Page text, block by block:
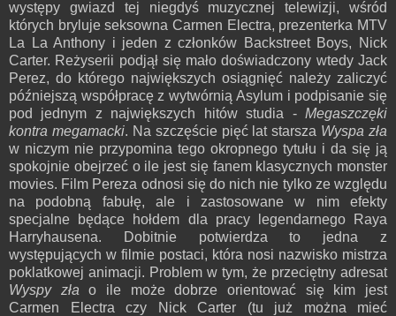
występy gwiazd tej niegdyś muzycznej telewizji, wśród
których bryluje seksowna Carmen Electra, prezenterka MTV
La La Anthony i jeden z członków Backstreet Boys, Nick
Carter. Reżyserii podjął się mało doświadczony wtedy Jack
Perez, do którego największych osiągnięć należy zaliczyć
późniejszą współpracę z wytwórnią Asylum i podpisanie się
pod jednym z największych hitów studia - Megaszczęki
kontra megamacki. Na szczęście pięć lat starsza Wyspa zła
w niczym nie przypomina tego okropnego tytułu i da się ją
spokojnie obejrzeć o ile jest się fanem klasycznych monster
movies. Film Pereza odnosi się do nich nie tylko ze względu
na podobną fabułę, ale i zastosowane w nim efekty
specjalne będące hołdem dla pracy legendarnego Raya
Harryhausena. Dobitnie potwierdza to jedna z
występujących w filmie postaci, która nosi nazwisko mistrza
poklatkowej animacji. Problem w tym, że przeciętny adresat
Wyspy zła o ile może dobrze orientować się kim jest
Carmen Electra czy Nick Carter (tu już można mieć